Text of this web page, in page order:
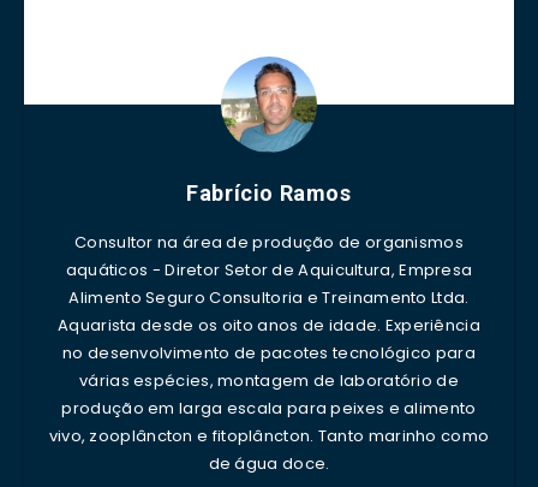
Fabrício Ramos
Consultor na área de produção de organismos
aquáticos - Diretor Setor de Aquicultura, Empresa
Alimento Seguro Consultoria e Treinamento Ltda.
Aquarista desde os oito anos de idade. Experiência
no desenvolvimento de pacotes tecnológico para
várias espécies, montagem de laboratório de
produção em larga escala para peixes e alimento
vivo, zooplâncton e fitoplâncton. Tanto marinho como
de água doce.